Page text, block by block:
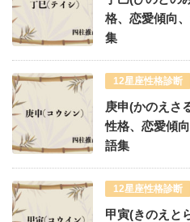
格、恋愛傾向
集
12星座性格診断
庚申(かのえさ
性格、恋愛傾
語集
12星座性格診断
甲寅(きのえと